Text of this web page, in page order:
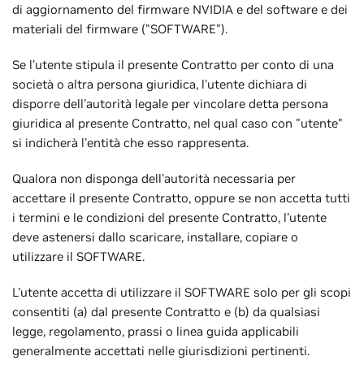
di aggiornamento del firmware NVIDIA e del software e dei
materiali del firmware ("SOFTWARE").
Se l'utente stipula il presente Contratto per conto di una
società o altra persona giuridica, l'utente dichiara di
disporre dell'autorità legale per vincolare detta persona
giuridica al presente Contratto, nel qual caso con "utente"
si indicherà l'entità che esso rappresenta.
Qualora non disponga dell'autorità necessaria per
accettare il presente Contratto, oppure se non accetta tutti
i termini e le condizioni del presente Contratto, l'utente
deve astenersi dallo scaricare, installare, copiare o
utilizzare il SOFTWARE.
L'utente accetta di utilizzare il SOFTWARE solo per gli scopi
consentiti (a) dal presente Contratto e (b) da qualsiasi
legge, regolamento, prassi o linea guida applicabili
generalmente accettati nelle giurisdizioni pertinenti.